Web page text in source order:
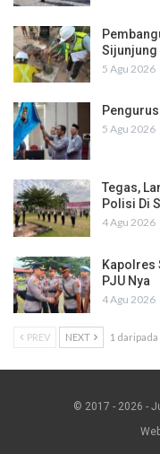
Sijunjung
5 Agu 2026
5 Agu 2026
Tegas,
Polisi Di
4 Agu 2026
Kapolres
PJU Nya
4 Agu 2026
PREV NEXT 1 daripada
© 2017 - 2026 -